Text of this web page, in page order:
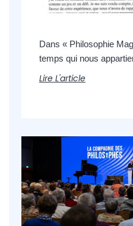
Dans « Philosophie
temps qui nous
Lire L'article